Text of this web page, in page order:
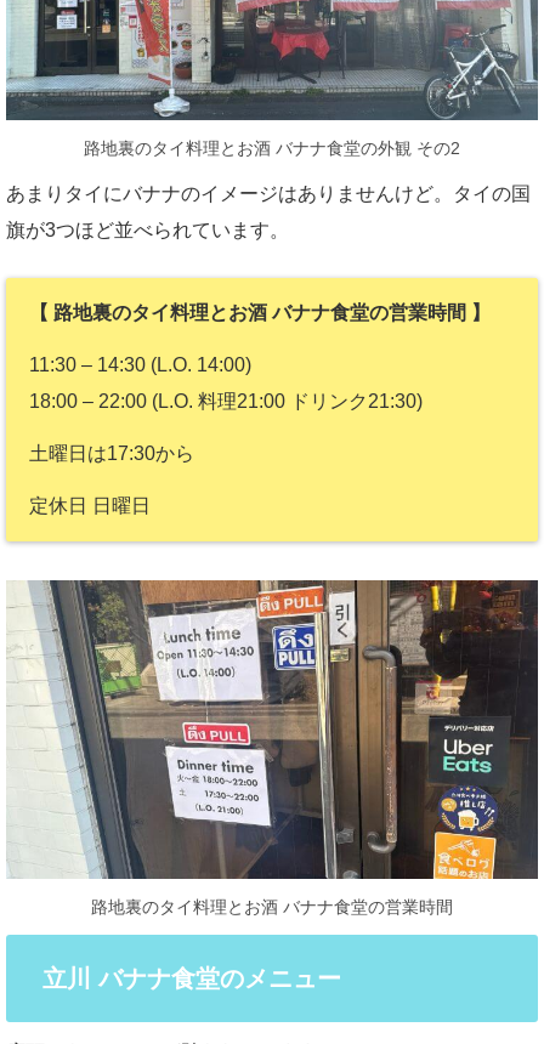
路地裏のタイ料理とお酒 バナナ食堂の外観 その2
あまりタイにバナナのイメージはありませんけど。タイの国
旗が3つほど並べられています。
【 路地裏のタイ料理とお酒 バナナ食堂の営業時間 】
11:30 – 14:30 (L.O. 14:00)
18:00 – 22:00 (L.O. 料理21:00 ドリンク21:30)
土曜日は17:30から
定休日 日曜日
路地裏のタイ料理とお酒 バナナ食堂の営業時間
立川 バナナ食堂のメニュー